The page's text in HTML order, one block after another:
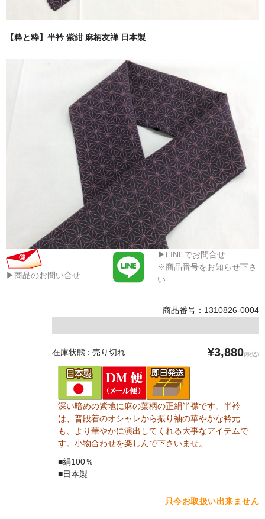
【粋と粋】半衿 紫紺 麻柄友禅 日本製
▶商品のお問い合せ
▶LINEでお問合せ
※商品番号をお知らせ下さ
い
商品番号：1310826-0004
在庫状態 : 売り切れ ¥3,880(税込)
深い暗めの紫地に麻の葉柄の正絹半襟です。半衿
は、普段着のオシャレから振り袖の華やかな衿元
も、より華やかに演出してくれる大事なアイテムで
す。小物合わせを楽しんで下さいませ。
■絹100％
■日本製
只今お取扱い出来ません